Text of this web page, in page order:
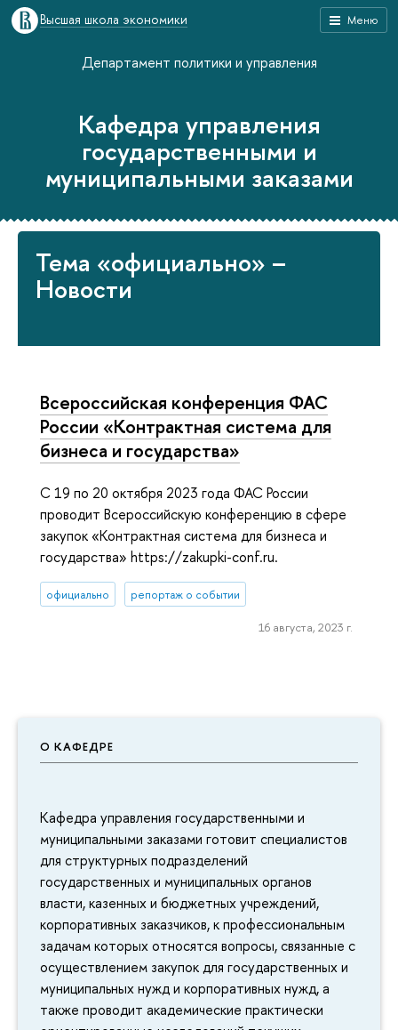
Меню
Высшая школа экономики
О КАФЕДРЕ
Кафедра управления государственными и
муниципальными заказами готовит специалистов
для структурных подразделений
государственных и муниципальных органов
власти, казенных и бюджетных учреждений,
корпоративных заказчиков, к профессиональным
задачам которых относятся вопросы, связанные с
осуществлением закупок для государственных и
муниципальных нужд и корпоративных нужд, а
также проводит академические практически
Департамент политики и управления
Кафедра управления
государственными и
муниципальными заказами
Тема «официально» –
Новости
Всероссийская конференция ФАС
России «Контрактная система для
бизнеса и государства»
С 19 по 20 октября 2023 года ФАС России
проводит Всероссийскую конференцию в сфере
закупок «Контрактная система для бизнеса и
государства» https://zakupki-conf.ru.
официально репортаж о событии
16 августа, 2023 г.